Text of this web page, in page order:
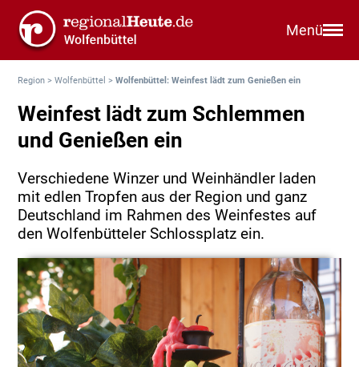
Menü
Region >Wolfenbüttel >Wolfenbüttel: Weinfest lädt zum Genießen ein
Weinfest lädt zum Schlemmen
und Genießen ein
Verschiedene Winzer und Weinhändler laden
mit edlen Tropfen aus der Region und ganz
Deutschland im Rahmen des Weinfestes auf
den Wolfenbütteler Schlossplatz ein.